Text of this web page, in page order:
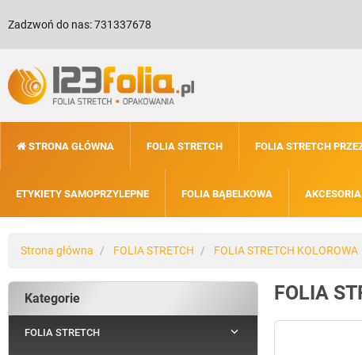
Zadzwoń do nas:731337678
STRONA GŁÓWNA FOLIA STRETCH FOLIA STRETCH
ETYKIETY SAMOPRZYLEPNE FOLIA BĄBELKOWA
Strona główna FOLIA STRETCH FOLIA STRETCH KOLOROWA
Kategorie
FOLIA STRETCH 
FOLIA